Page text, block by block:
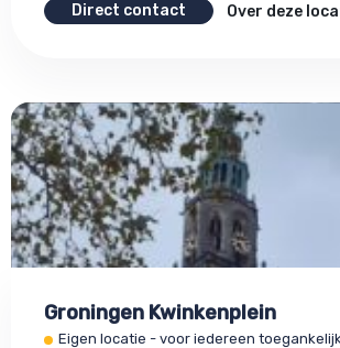
Direct contact Over deze
Groningen Kwinkenplein
Eigen locatie - voor iedereen